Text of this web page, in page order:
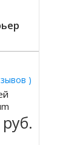
)